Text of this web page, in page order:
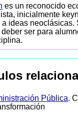
es un reconocido
inicialmente
a ideas neoclásicas.
ser para
Pública.